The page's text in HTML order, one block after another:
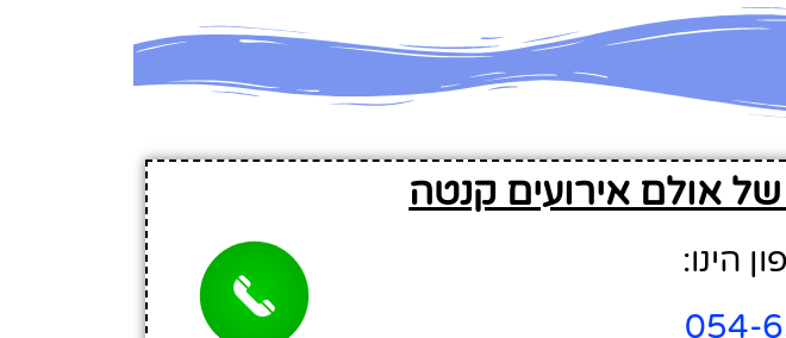
אולם אירועים קנטה
הינו:
054-